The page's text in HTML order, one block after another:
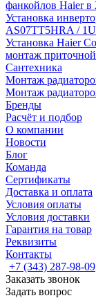
фанкойлов Haier
Установка
AS07TT5HRA /
Установка Haier
монтаж
Сантехника
Монтаж
Монтаж
Бренды
Расчёт и подбор
О компании
Новости
Блог
Команда
Сертификаты
Доставка и оплата
Условия оплаты
Условия доставки
Гарантия на товар
Реквизиты
Контакты
+7 (343) 287-98-09
Заказать звонок
Задать вопрос